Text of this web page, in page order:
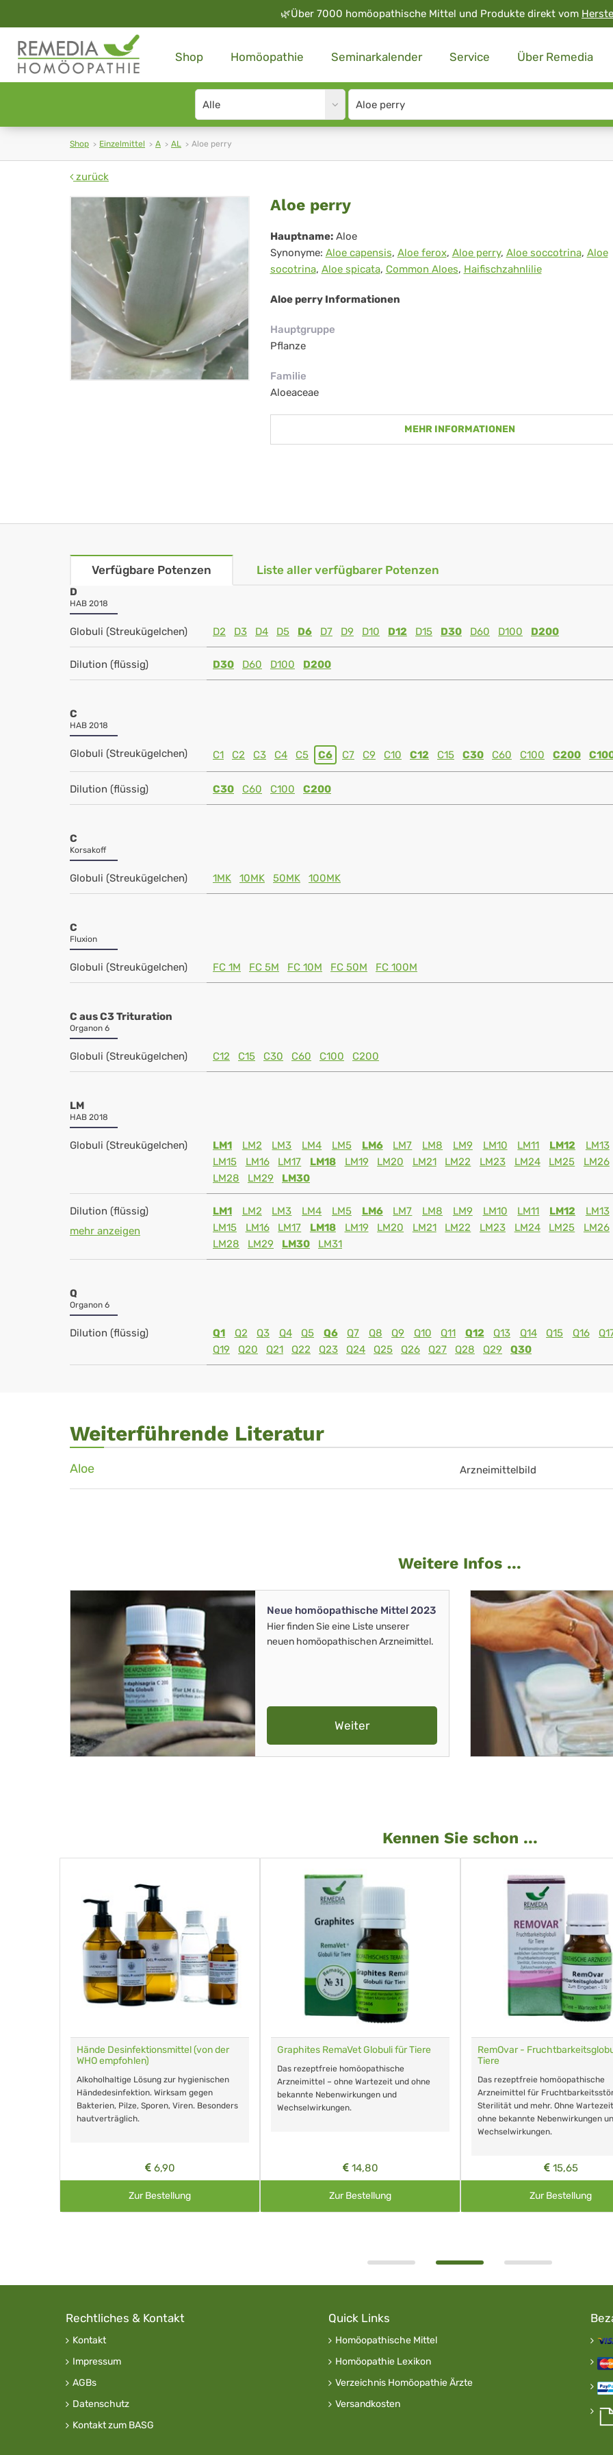
🌿Über 7000 homöopathische Mittel und Produkte direkt vom
Shop Homöopathie Seminarkalender Service Über Remedia
Search
type
Site
search
Shop Einzelmittel A AL Aloe perry
zurück
Aloe
perry
Aloe perry
Hauptname: Aloe
Synonyme: Aloe capensis, Aloe ferox, Aloe perry, Aloe soccotrina, Aloe
socotrina, Aloe spicata, Common Aloes, Haifischzahnlilie
Aloe perry Informationen
Hauptgruppe
Pflanze
Familie
Aloeaceae
MEHR INFORMATIONEN
Verfügbare Potenzen Liste aller verfügbarer Potenzen
D
HAB 2018
Globuli (Streukügelchen) D2 D3 D4 D5 D6 D7 D9 D10 D12 D15 D30 D60 D100 D200
Dilution (flüssig) D30 D60 D100 D200
C
HAB 2018
Globuli (Streukügelchen) C1 C2 C3 C4 C5 C6 C7 C9 C10 C12 C15 C30 C60 C100 C200
Dilution (flüssig) C30 C60 C100 C200
C
Korsakoff
Globuli (Streukügelchen) 1MK 10MK 50MK 100MK
C
Fluxion
Globuli (Streukügelchen) FC 1M FC 5M FC 10M FC 50M FC 100M
C aus C3 Trituration
Organon 6
Globuli (Streukügelchen) C12 C15 C30 C60 C100 C200
LM
HAB 2018
Globuli (Streukügelchen) LM1 LM2 LM3 LM4 LM5 LM6 LM7 LM8 LM9 LM10 LM11 LM12
LM13
LM15
LM16 LM17 LM18 LM19 LM20 LM21 LM22 LM23 LM24 LM25
LM26
LM28
LM29 LM30
Dilution (flüssig)
mehr anzeigen
LM1 LM2 LM3 LM4 LM5 LM6 LM7 LM8 LM9 LM10 LM11 LM12
LM13
LM15
LM16 LM17 LM18 LM19 LM20 LM21 LM22 LM23 LM24 LM25
LM26
LM28
LM29 LM30 LM31
Q
Organon 6
Dilution (flüssig) Q1 Q2 Q3 Q4 Q5 Q6 Q7 Q8 Q9 Q10 Q11 Q12 Q13 Q14 Q15 Q16
Q19
Q20 Q21 Q22 Q23 Q24 Q25 Q26 Q27 Q28 Q29 Q30
Weiterführende Literatur
Aloe Arzneimittelbild
Weitere Infos ...
Neue homöopathische Mittel 2023
Hier finden Sie eine Liste unserer
neuen homöopathischen Arzneimittel.
Weiter
Kennen Sie schon ...
Hände Desinfektionsmittel (von der
WHO empfohlen)
Alkoholhaltige Lösung zur hygienischen
Händedesinfektion. Wirksam gegen
Bakterien, Pilze, Sporen, Viren. Besonders
hautverträglich.
6,90
Zur Bestellung
Graphites RemaVet Globuli für Tiere
Das rezeptfreie homöopathische
Arzneimittel – ohne Wartezeit und ohne
bekannte Nebenwirkungen und
Wechselwirkungen.
14,80
Zur Bestellung
RemOvar -
Tiere
Das rezeptfreie homöopathische
Arzneimittel für
Sterilität und mehr. Ohne
ohne bekannte Nebenwirkungen
Wechselwirkungen.
15,65
Zur Bestellung
Rechtliches & Kontakt
Kontakt
Impressum
AGBs
Datenschutz
Kontakt zum BASG
Quick Links
Homöopathische Mittel
Homöopathie Lexikon
Verzeichnis Homöopathie Ärzte
Versandkosten